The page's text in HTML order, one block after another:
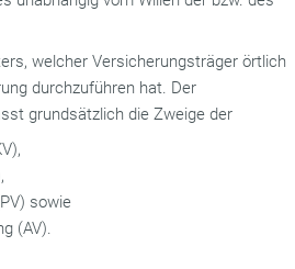
welcher Versicherungsträger örtlich
durchzuführen hat. Der
grundsätzlich die Zweige der
sowie
(AV).